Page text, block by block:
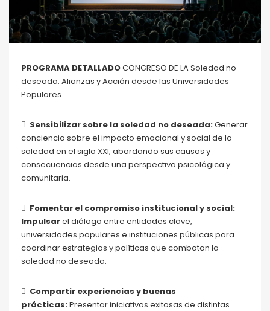
PROGRAMA DETALLADOCONGRESO DE LA Soledad no
deseada: Alianzas y Acción desde las Universidades
Populares
 Sensibilizar sobre la soledad no deseada:Generar
conciencia sobre el impacto emocional y social de la
soledad en el siglo XXI, abordando sus causas y
consecuencias desde una perspectiva psicológica y
comunitaria.
 Fomentar el compromiso institucional y social:
Impulsarel diálogo entre entidades clave,
universidades populares e instituciones públicas para
coordinar estrategias y políticas que combatan la
soledad no deseada.
 Compartir experiencias y buenas
prácticas:Presentar iniciativas exitosas de distintas